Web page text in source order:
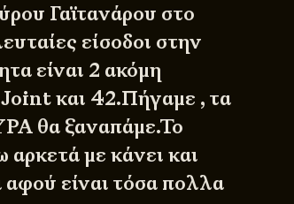
Γαϊτανάρου στο
είσοδοι στην
είναι 2 ακόμη
και 42.Πήγαμε , τα
θα ξαναπάμε.Το
με κάνει και
είναι τόσα πολλα